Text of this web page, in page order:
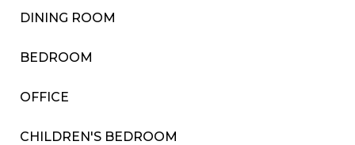
DINING ROOM
BEDROOM
OFFICE
CHILDREN'S BEDROOM